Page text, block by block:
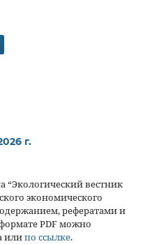
г.
вестник
экономического
рефератами и
PDF можно
илипо ссылке.